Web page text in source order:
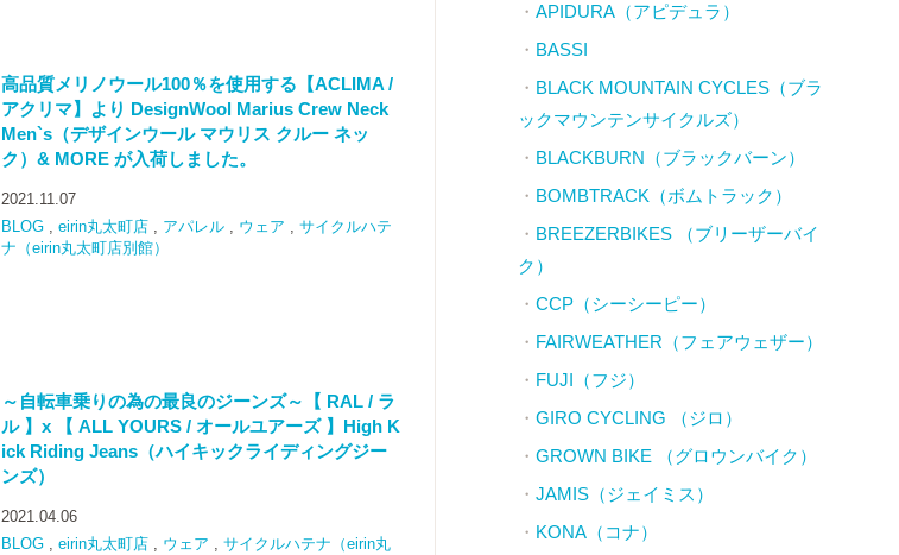
高品質メリノウール100％を使用する【ACLIMA /
アクリマ】より DesignWool Marius Crew Neck
Men`s（デザインウール マウリス クルー ネッ
ク）& MORE が入荷しました。
2021.11.07
BLOG, eirin丸太町店, アパレル, ウェア
サイクルハテ
ナ（eirin丸太町店別館）
～自転車乗りの為の最良のジーンズ～【 RAL / ラ
ル 】x 【 ALL YOURS / オールユアーズ 】High K
ick Riding Jeans（ハイキックライディングジー
ンズ）
2021.04.06
BLOG, eirin丸太町店, ウェア , サイクルハテナ（eirin丸
APIDURA（アピデュラ）
BASSI
BLACK MOUNTAIN CYCLES（ブラ
ックマウンテンサイクルズ）
BLACKBURN（ブラックバーン）
BOMBTRACK（ボムトラック）
BREEZERBIKES （ブリーザーバイ
ク）
CCP（シーシーピー）
FAIRWEATHER（フェアウェザー）
FUJI（フジ）
GIRO CYCLING （ジロ）
GROWN BIKE （グロウンバイク）
JAMIS（ジェイミス）
KONA（コナ）